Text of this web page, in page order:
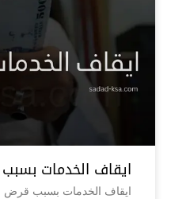
ايقاف الخدمات
ايقاف الخدمات بسبب قرض